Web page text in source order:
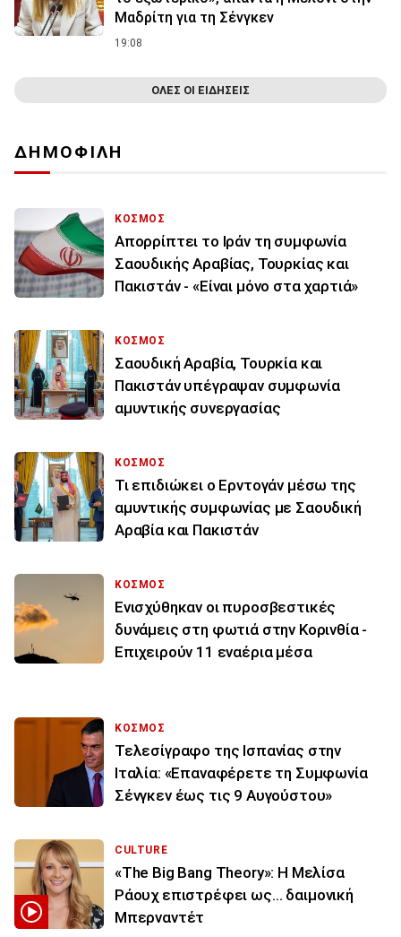
Μαδρίτη για τη Σένγκεν
19:08
ΟΛΕΣ ΟΙ ΕΙΔΗΣΕΙΣ
ΔΗΜΟΦΙΛΗ
ΚΟΣΜΟΣ
Απορρίπτει το Ιράν τη συμφωνία
Σαουδικής Αραβίας, Τουρκίας και
Πακιστάν - «Είναι μόνο στα χαρτιά»
ΚΟΣΜΟΣ
Σαουδική Αραβία, Τουρκία και
Πακιστάν υπέγραψαν συμφωνία
αμυντικής συνεργασίας
ΚΟΣΜΟΣ
Τι επιδιώκει ο Ερντογάν μέσω της
αμυντικής συμφωνίας με Σαουδική
Αραβία και Πακιστάν
ΚΟΣΜΟΣ
Ενισχύθηκαν οι πυροσβεστικές
δυνάμεις στη φωτιά στην Κορινθία -
Επιχειρούν 11 εναέρια μέσα
ΚΟΣΜΟΣ
Τελεσίγραφο της Ισπανίας στην
Ιταλία: «Επαναφέρετε τη Συμφωνία
Σένγκεν έως τις 9 Αυγούστου»
CULTURE
«The Big Bang Theory»: Η Μελίσα
Ράουχ επιστρέφει ως… δαιμονική
Μπερναντέτ